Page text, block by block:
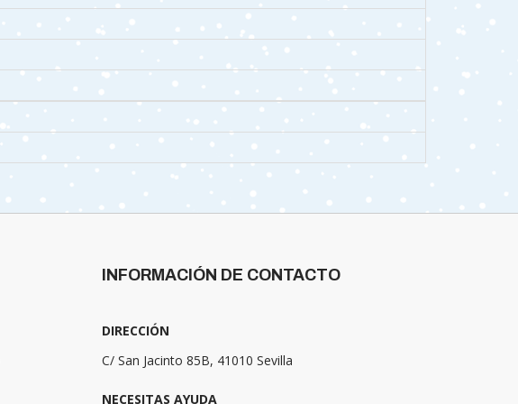
INFORMACIÓN DE CONTACTO
DIRECCIÓN
C/ San Jacinto 85B, 41010 Sevilla
NECESITAS AYUDA